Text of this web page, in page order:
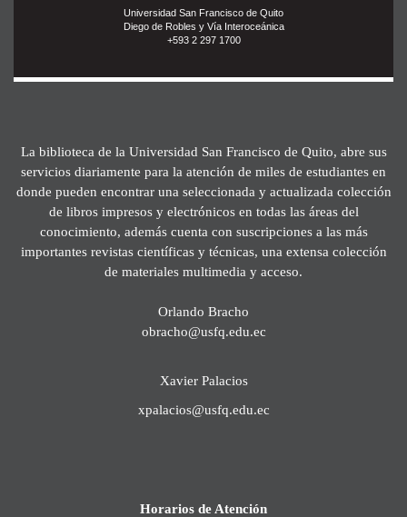
Universidad San Francisco de Quito
Diego de Robles y Vía Interoceánica
+593 2 297 1700
La biblioteca de la Universidad San Francisco de Quito, abre sus
servicios diariamente para la atención de miles de estudiantes en
donde pueden encontrar una seleccionada y actualizada colección
de libros impresos y electrónicos en todas las áreas del
conocimiento, además cuenta con suscripciones a las más
importantes revistas científicas y técnicas, una extensa colección
de materiales multimedia y acceso.
Orlando Bracho
obracho@usfq.edu.ec
Xavier Palacios
xpalacios@usfq.edu.ec
Horarios de Atención